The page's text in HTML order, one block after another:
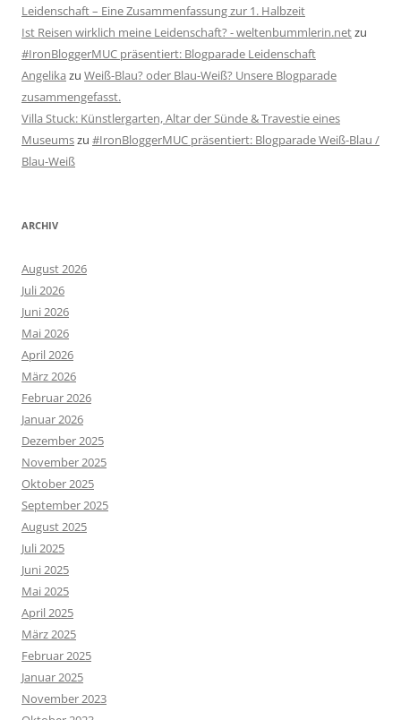
Leidenschaft – Eine Zusammenfassung zur 1. Halbzeit
Ist Reisen wirklich meine Leidenschaft? - weltenbummlerin.netzu
#IronBloggerMUC präsentiert: Blogparade Leidenschaft
Angelika zu Weiß-Blau? oder Blau-Weiß? Unsere Blogparade
zusammengefasst.
Villa Stuck: Künstlergarten, Altar der Sünde & Travestie eines
Museumszu #IronBloggerMUC präsentiert: Blogparade Weiß-Blau /
Blau-Weiß
ARCHIV
August 2026
Juli 2026
Juni 2026
Mai 2026
April 2026
März 2026
Februar 2026
Januar 2026
Dezember 2025
November 2025
Oktober 2025
September 2025
August 2025
Juli 2025
Juni 2025
Mai 2025
April 2025
März 2025
Februar 2025
Januar 2025
November 2023